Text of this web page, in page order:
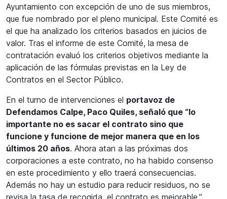
Ayuntamiento con excepción de uno de sus miembros,
que fue nombrado por el pleno municipal. Este Comité es
el que ha analizado los criterios basados en juicios de
valor. Tras el informe de este Comité, la mesa de
contratación evaluó los criterios objetivos mediante la
aplicación de las fórmulas previstas en la Ley de
Contratos en el Sector Público.
En el turno de intervenciones el portavoz de
Defendamos Calpe, Paco Quiles, señaló que “lo
importante no es sacar el contrato sino que
funcione y funcione de mejor manera que en los
últimos 20 años. Ahora atan a las próximas dos
corporaciones a este contrato, no ha habido consenso
en este procedimiento y ello traerá consecuencias.
Además no hay un estudio para reducir residuos, no se
revisa la tasa de recogida, el contrato es mejorable.”